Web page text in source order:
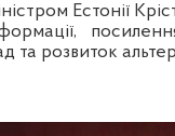
Естонії
та розвиток